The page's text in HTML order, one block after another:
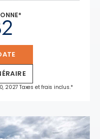
2027 Taxes et frais inclus.*